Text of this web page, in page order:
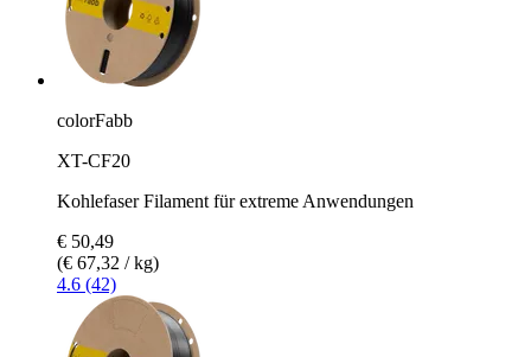
colorFabb
XT-CF20
Kohlefaser Filament für extreme Anwendungen
€ 50,49
(€ 67,32 / kg)
4.6 (42)